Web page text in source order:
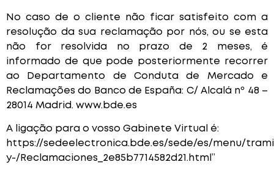
No caso de o cliente não ficar satisfeito com a
resolução da sua reclamação por nós, ou se esta
não for resolvida no prazo de 2 meses, é
informado de que pode posteriormente recorrer
ao Departamento de Conduta de Mercado e
Reclamações do Banco de España: C/ Alcalá nº 48 –
28014 Madrid. www.bde.es
A ligação para o vosso Gabinete Virtual é:
https://sedeelectronica.bde.es/sede/es/menu/
y-/Reclamaciones_2e85b7714582d21.html”